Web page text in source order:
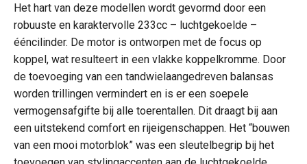
Het hart van deze modellen wordt gevormd door een
robuuste en karaktervolle 233cc – luchtgekoelde –
ééncilinder. De motor is ontworpen met de focus op
koppel, wat resulteert in een vlakke koppelkromme. Door
de toevoeging van een tandwielaangedreven balansas
worden trillingen vermindert en is er een soepele
vermogensafgifte bij alle toerentallen. Dit draagt bij aan
een uitstekend comfort en rijeigenschappen. Het “bouwen
van een mooi motorblok” was een sleutelbegrip bij het